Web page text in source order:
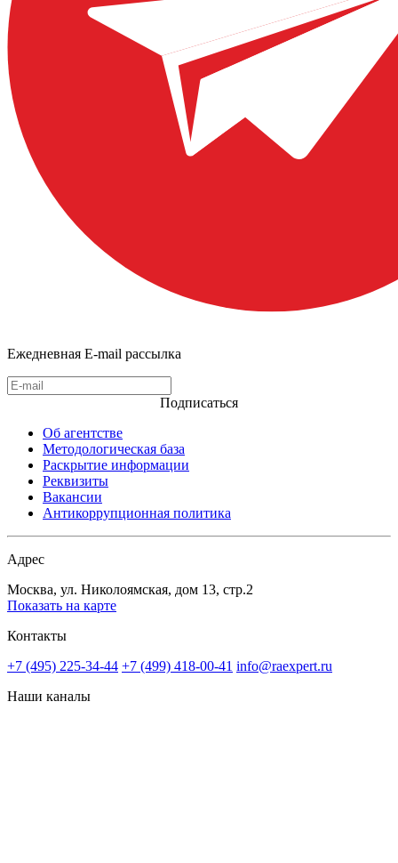
Ежедневная E-mail рассылка
Подписаться
Об агентстве
Методологическая база
Раскрытие информации
Реквизиты
Вакансии
Антикоррупционная политика
Адрес
Москва, ул. Николоямская, дом 13, стр.2
Показать на карте
Контакты
+7 (495) 225-34-44 +7 (499) 418-00-41 info@raexpert.ru
Наши каналы